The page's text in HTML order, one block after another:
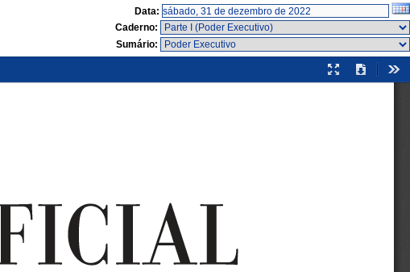
Data:
Caderno:
Sumário:
Modo
de
Download